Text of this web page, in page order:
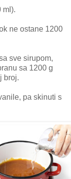
ml).
ne ostane 1200
sve sirupom,
sa 1200 g
broj.
pa skinuti s